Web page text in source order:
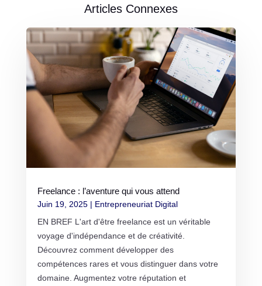
Articles Connexes
Freelance : l’aventure qui vous attend
Juin 19, 2025| Entrepreneuriat Digital
EN BREF L'art d'être freelance est un véritable
voyage d'indépendance et de créativité.
Découvrez comment développer des
compétences rares et vous distinguer dans votre
domaine. Augmentez votre réputation et